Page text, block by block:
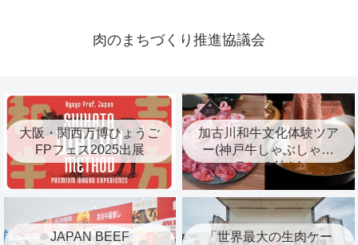
肉のまちづくり推進協議会
大阪・関西万博ひょうご
FPフェス2025出展
加古川和牛文化体験ツア
ー(神戸牛しゃぶしゃぶ
ランチ付き)
JAPAN BEEF
「世界最大の生肉ケー